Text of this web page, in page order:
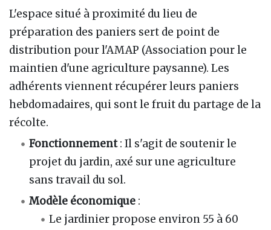
L'espace situé à proximité du lieu de
préparation des paniers sert de point de
distribution pour l'AMAP (Association pour le
maintien d'une agriculture paysanne). Les
adhérents viennent récupérer leurs paniers
hebdomadaires, qui sont le fruit du partage de la
récolte.
Fonctionnement: Il s'agit de soutenir le
projet du jardin, axé sur une agriculture
sans travail du sol.
Modèle économique :
Le jardinier propose environ 55 à 60